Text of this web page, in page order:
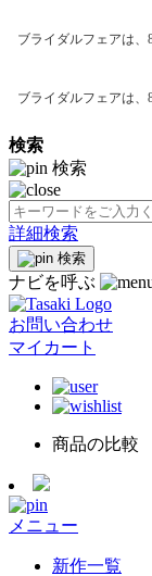
ブライダルフェアは
ブライダルフェアは
検索
検索
詳細検索
検索
ナビを呼ぶ
お問い合わせ
マイカート
商品の比較
メニュー
新作一覧